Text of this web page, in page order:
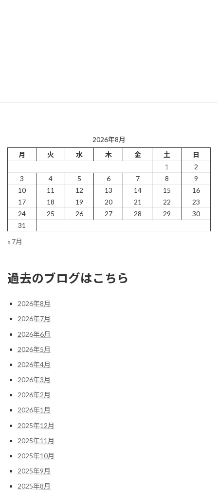
2026年8月
月
火 水 木 金 土
日
1
2
3
4 5 6 7 8
9
10
11 12 13 14 15
16
17
18 19 20 21 22
23
24
25 26 27 28 29
30
31
« 7月
過去のブログはこちら
2026年8月
2026年7月
2026年6月
2026年5月
2026年4月
2026年3月
2026年2月
2026年1月
2025年12月
2025年11月
2025年10月
2025年9月
2025年8月